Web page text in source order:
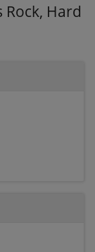
Rock, Hard